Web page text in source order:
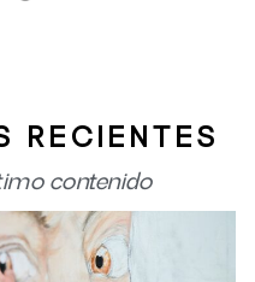
RECIENTES
contenido